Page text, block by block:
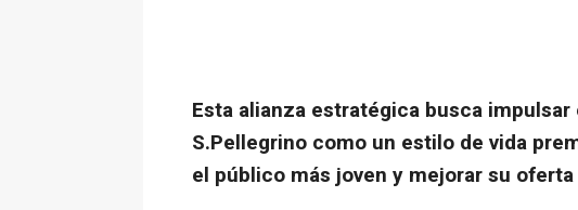
Esta alianza estratégica busca
S.Pellegrino como un estilo de vida
el público más joven y mejorar su